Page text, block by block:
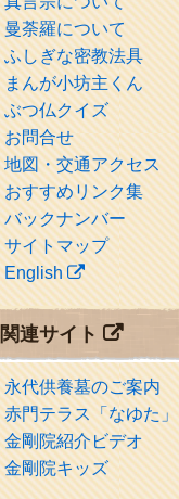
曼荼羅について
ふしぎな密教法具
まんが小坊主くん
ぶつ仏クイズ
お問合せ
地図・交通アクセス
おすすめリンク集
バックナンバー
サイトマップ
English
関連サイト
永代供養墓のご案内
赤門テラス「なゆた」
金剛院紹介ビデオ
金剛院キッズ